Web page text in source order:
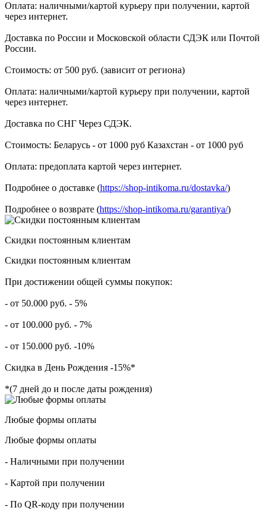
Оплата: наличными/картой курьеру при получении, картой
через интернет.
Доставка по России и Московской области СДЭК или Почтой
России.
Стоимость: от 500 руб. (зависит от региона)
Оплата: наличными/картой курьеру при получении, картой
через интернет.
Доставка по СНГ Через СДЭК.
Стоимость: Беларусь - от 1000 руб Казахстан - от 1000 руб
Оплата: предоплата картой через интернет.
Подробнее о доставке (https://shop-intikoma.ru/dostavka/)
Подробнее о возврате (https://shop-intikoma.ru/garantiya/)
Скидки постоянным клиентам
Скидки постоянным клиентам
При достижении общей суммы покупок:
- от 50.000 руб. - 5%
- от 100.000 руб. - 7%
- от 150.000 руб. -10%
Скидка в День Рождения -15%*
*(7 дней до и после даты рождения)
Любые формы оплаты
Любые формы оплаты
- Наличными при получении
- Картой при получении
- По QR-коду при получении